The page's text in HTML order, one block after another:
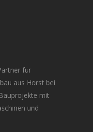
für
aus Horst bei
mit
und